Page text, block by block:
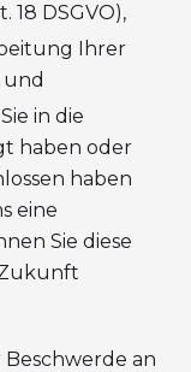
18 DSGVO),
Ihrer
und
in die
haben oder
haben
eine
Sie diese
an